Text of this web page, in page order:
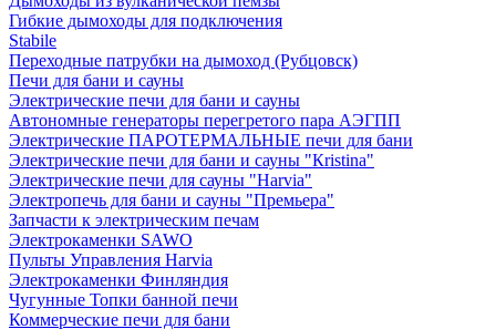
Гибкие дымоходы для подключения
Stabile
Переходные патрубки на дымоход (Рубцовск)
Печи для бани и сауны
Электрические печи для бани и сауны
Автономные генераторы перегретого пара АЭГПП
Электрические ПАРОТЕРМАЛЬНЫЕ печи для бани
Электрические печи для бани и сауны "Кristina"
Электрические печи для сауны "Harvia"
Электропечь для бани и сауны "Премьера"
Запчасти к электрическим печам
Электрокаменки SAWO
Пульты Управления Harvia
Электрокаменки Финляндия
Чугунные Топки банной печи
Коммерческие печи для бани